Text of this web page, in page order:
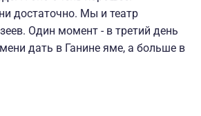
достаточно. Мы и театр
Один момент - в третий день
дать в Ганине яме, а больше в